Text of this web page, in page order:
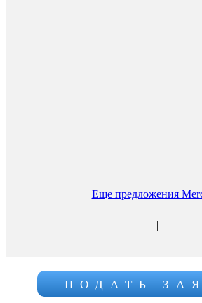
Еще предложения
|
ПОДАТЬ